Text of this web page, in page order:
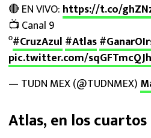
🔴 EN VIVO: https://t.co/
📺 Canal 9
⁰#CruzAzul #Atlas
pic.twitter.com/sqGFTmcQJh
— TUDN MEX (@TUDNMEX)
Atlas, en los